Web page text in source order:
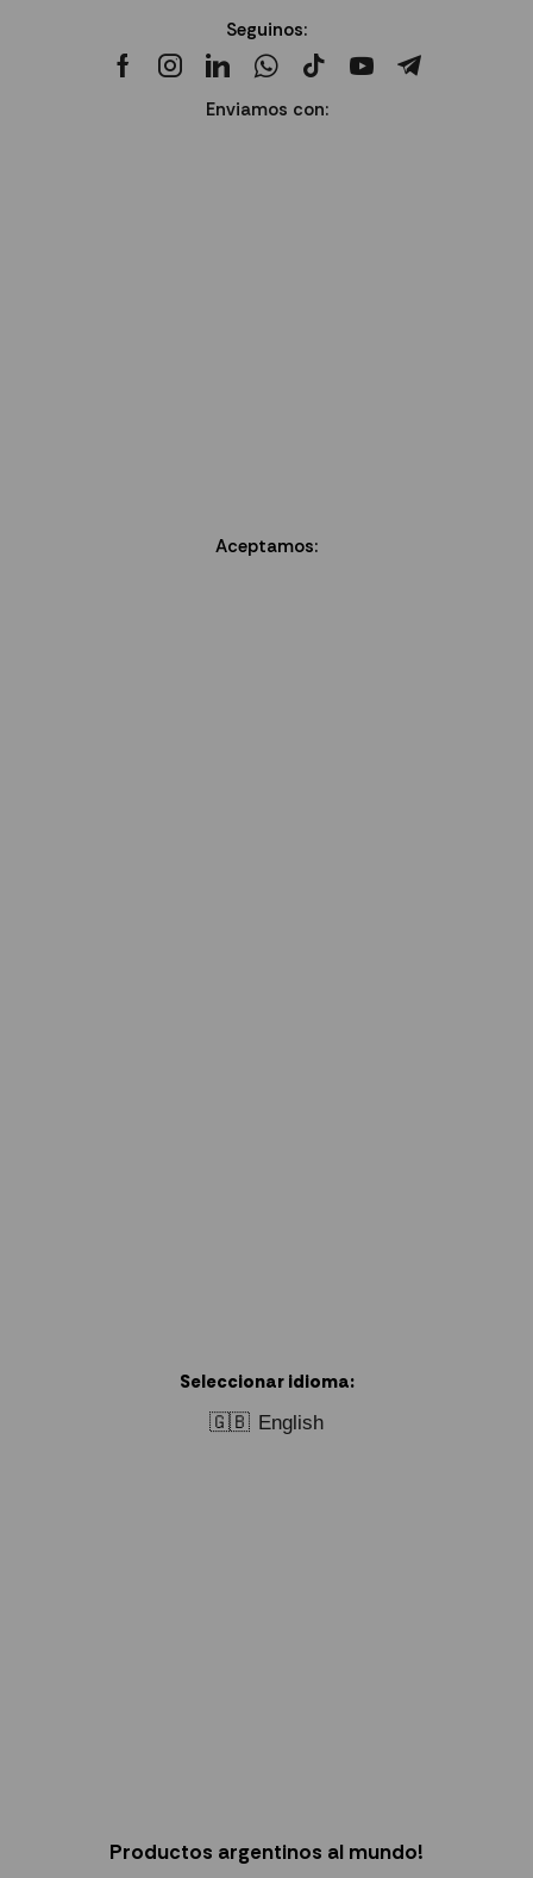
Seguinos:
Enviamos con:
Aceptamos:
Seleccionar idioma:
🇬🇧 English
Productos argentinos al mundo!